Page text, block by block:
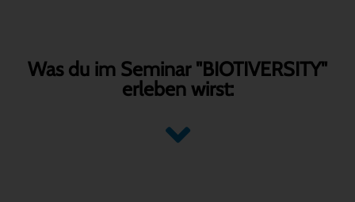
Was du im Seminar "BIOTIVERSITY"
erleben wirst: